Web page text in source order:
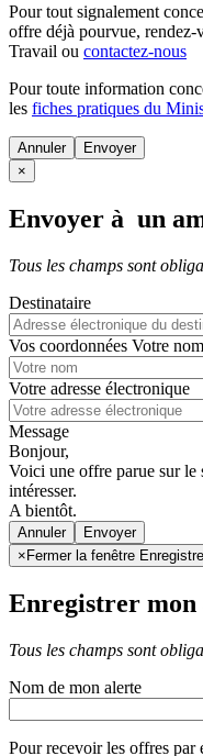
Pour tout signalement
offre déjà pourvue, rendez-
Travail ou contactez-nous
Pour toute information
les fiches pratiques du
Annuler
×
Envoyer à un
Tous les champs sont
Destinataire
Vos coordonnées Votre nom
Votre adresse électronique
Message
Bonjour,
Voici une offre parue sur le
intéresser.
A bientôt.
Annuler
× Fermer la fenêtre
Enregistrer mon
Tous les champs sont
Nom de mon alerte
Pour recevoir les offres par